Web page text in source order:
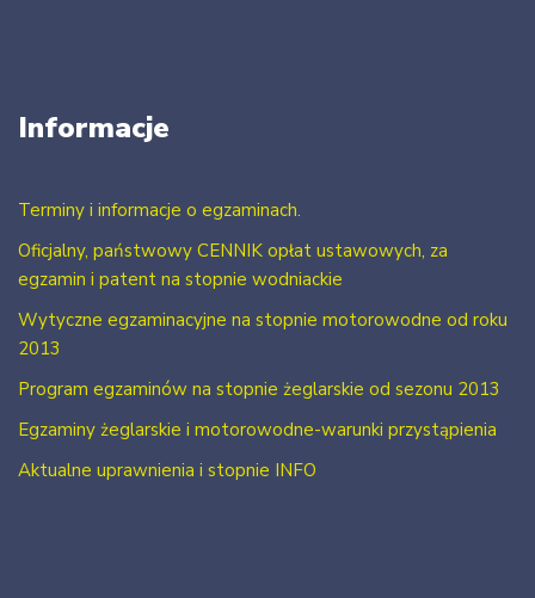
Informacje
Terminy i informacje o egzaminach.
Oficjalny, państwowy CENNIK opłat ustawowych, za
egzamin i patent na stopnie wodniackie
Wytyczne egzaminacyjne na stopnie motorowodne od roku
2013
Program egzaminów na stopnie żeglarskie od sezonu 2013
Egzaminy żeglarskie i motorowodne-warunki przystąpienia
Aktualne uprawnienia i stopnie INFO